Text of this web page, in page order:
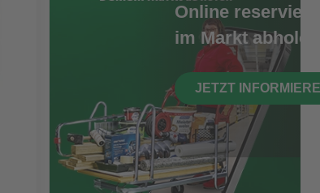
Online
im Markt abholen
JETZT